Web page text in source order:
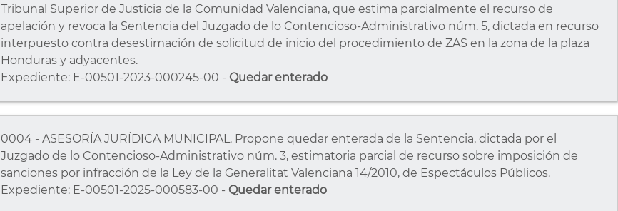
Tribunal Superior de Justicia de la Comunidad Valenciana, que estima parcialmente el recurso de
apelación y revoca la Sentencia del Juzgado de lo Contencioso-Administrativo núm. 5, dictada en recurso
interpuesto contra desestimación de solicitud de inicio del procedimiento de ZAS en la zona de la plaza
Honduras y adyacentes.
Expediente: E-00501-2023-000245-00 - Quedar enterado
0004 - ASESORÍA JURÍDICA MUNICIPAL. Propone quedar enterada de la Sentencia, dictada por el
Juzgado de lo Contencioso-Administrativo núm. 3, estimatoria parcial de recurso sobre imposición de
sanciones por infracción de la Ley de la Generalitat Valenciana 14/2010, de Espectáculos Públicos.
Expediente: E-00501-2025-000583-00 - Quedar enterado